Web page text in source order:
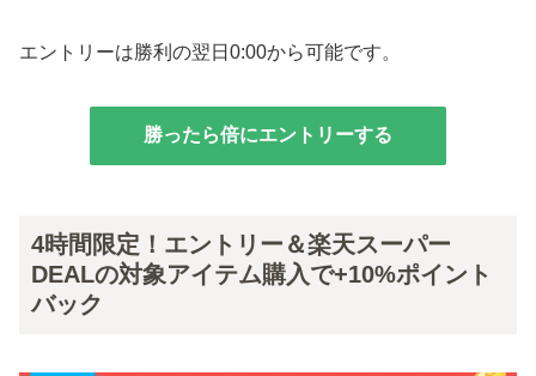
エントリーは勝利の翌日0:00から可能です。
勝ったら倍にエントリーする
4時間限定！エントリー＆楽天スーパー
DEALの対象アイテム購入で+10%ポイント
バック